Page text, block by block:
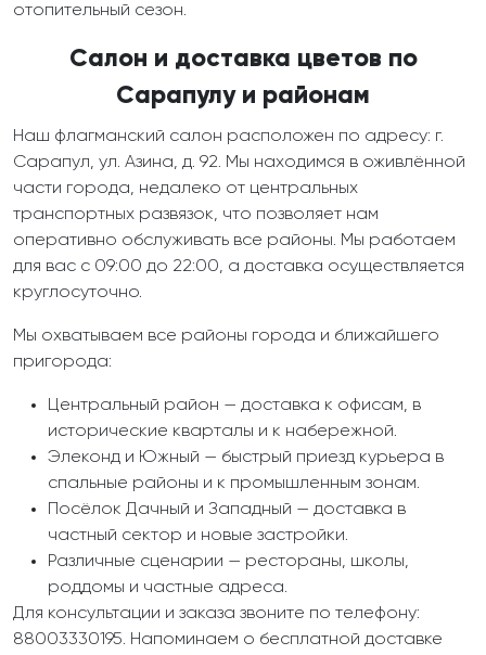
отопительный сезон.
Салон и доставка цветов по
Сарапулу и районам
Наш флагманский салон расположен по адресу: г.
Сарапул, ул. Азина, д. 92. Мы находимся в оживлённой
части города, недалеко от центральных
транспортных развязок, что позволяет нам
оперативно обслуживать все районы. Мы работаем
для вас с 09:00 до 22:00, а доставка осуществляется
круглосуточно.
Мы охватываем все районы города и ближайшего
пригорода:
Центральный район — доставка к офисам, в
исторические кварталы и к набережной.
Элеконд и Южный — быстрый приезд курьера в
спальные районы и к промышленным зонам.
Посёлок Дачный и Западный — доставка в
частный сектор и новые застройки.
Различные сценарии — рестораны, школы,
роддомы и частные адреса.
Для консультации и заказа звоните по телефону:
88003330195. Напоминаем о бесплатной доставке